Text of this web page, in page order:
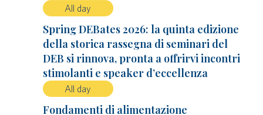
All day
Spring DEBates 2026: la quinta edizione
della storica rassegna di seminari del
DEB si rinnova, pronta a offrirvi incontri
stimolanti e speaker d’eccellenza
All day
Fondamenti di alimentazione